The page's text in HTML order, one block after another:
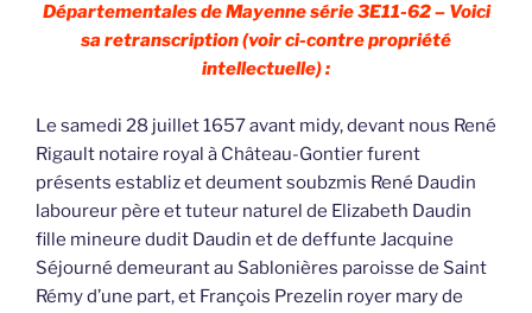
Départementales de Mayenne série 3E11-62 – Voici
sa retranscription (voir ci-contre propriété
intellectuelle) :
Le samedi 28 juillet 1657 avant midy, devant nous René
Rigault notaire royal à Château-Gontier furent
présents establiz et deument soubzmis René Daudin
laboureur père et tuteur naturel de Elizabeth Daudin
fille mineure dudit Daudin et de deffunte Jacquine
Séjourné demeurant au Sablonières paroisse de Saint
Rémy d’une part, et François Prezelin royer mary de